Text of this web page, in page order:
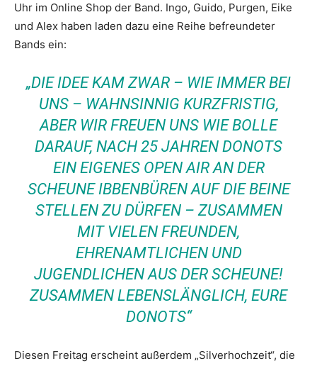
Uhr im Online Shop der Band. Ingo, Guido, Purgen, Eike
und Alex haben laden dazu eine Reihe befreundeter
Bands ein:
„DIE IDEE KAM ZWAR – WIE IMMER BEI
UNS – WAHNSINNIG KURZFRISTIG,
ABER WIR FREUEN UNS WIE BOLLE
DARAUF, NACH 25 JAHREN DONOTS
EIN EIGENES OPEN AIR AN DER
SCHEUNE IBBENBÜREN AUF DIE BEINE
STELLEN ZU DÜRFEN – ZUSAMMEN
MIT VIELEN FREUNDEN,
EHRENAMTLICHEN UND
JUGENDLICHEN AUS DER SCHEUNE!
ZUSAMMEN LEBENSLÄNGLICH, EURE
DONOTS“
Diesen Freitag erscheint außerdem „Silverhochzeit“, die